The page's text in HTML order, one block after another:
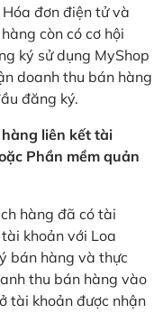
đơn điện tử và
còn có cơ hội
ký sử dụng MyShop
doanh thu bán hàng
đăng ký.
liên kết tài
Phần mềm quản
hàng đã có tài
khoản với Loa
bán hàng và thực
thu bán hàng vào
tài khoản được nhận